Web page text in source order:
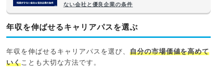
ない会社と優良企業の条件
年収を伸ばせるキャリアパスを選ぶ
年収を伸ばせるキャリアパスを選び、 自分の市場価値を高めて
いくことも大切な方法です。